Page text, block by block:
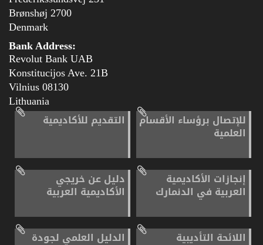
2700 Brønshøj
Denmark
Bank Address:
Revolut Bank UAB
Konstitucijos Ave. 21B
08130 Vilnius
Lithuania
للإتصال برؤساء الأقسام
العلمية
التقديم للأكاديمية
إنجازات الأكاديمية
العربية في الدنمارك
دليل عن خريجي
الأكاديمية العربية
اللائحة التأديبية الدليل العلمي لجودة